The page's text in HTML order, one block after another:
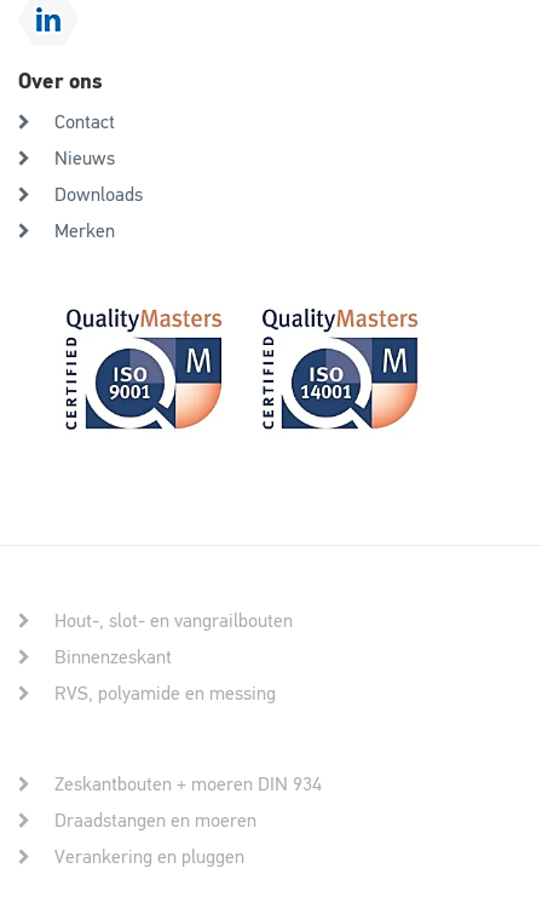
Over ons
Contact
Nieuws
Downloads
Merken
Hout-, slot- en vangrailbouten
Binnenzeskant
RVS, polyamide en messing
Zeskantbouten + moeren DIN 934
Draadstangen en moeren
Verankering en pluggen